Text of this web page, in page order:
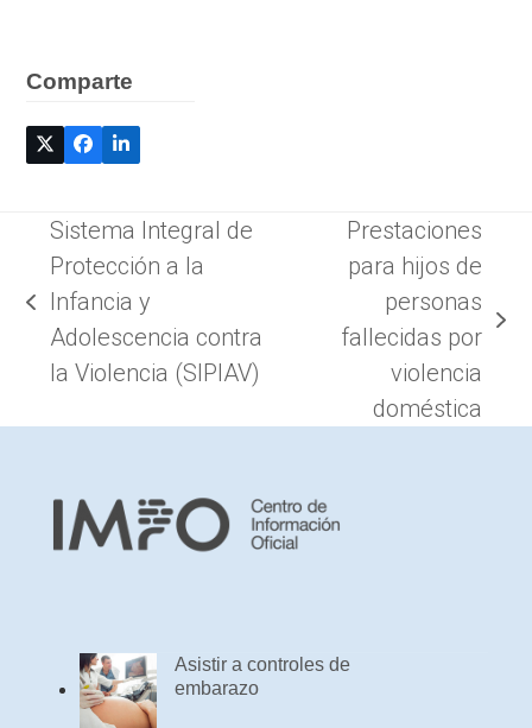
Comparte
previous
post:
Sistema Integral de
Protección a la
Infancia y
Adolescencia contra
la Violencia (SIPIAV)
next
Prestaciones
para hijos de
personas
fallecidas por
violencia
doméstica
Asistir a controles de
embarazo